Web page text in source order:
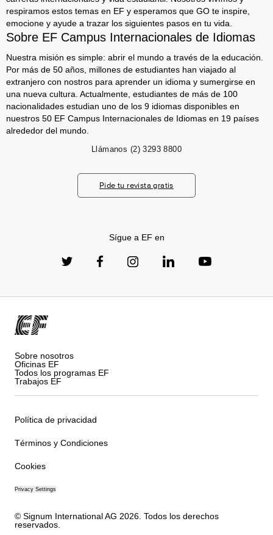
respiramos estos temas en EF y esperamos que GO te inspire,
emocione y ayude a trazar los siguientes pasos en tu vida.
Sobre EF Campus Internacionales de Idiomas
Nuestra misión es simple: abrir el mundo a través de la educación.
Por más de 50 años, millones de estudiantes han viajado al
extranjero con nostros para aprender un idioma y sumergirse en
una nueva cultura. Actualmente, estudiantes de más de 100
nacionalidades estudian uno de los 9 idiomas disponibles en
nuestros 50 EF Campus Internacionales de Idiomas en 19 países
alrededor del mundo.
Llámanos (2) 3293 8800
Pide tu revista gratis
Sígue a EF en
Sobre nosotros
Oficinas EF
Todos los programas EF
Trabajos EF
Política de privacidad
Términos y Condiciones
Cookies
Privacy Settings
© Signum International AG 2026. Todos los derechos
reservados.